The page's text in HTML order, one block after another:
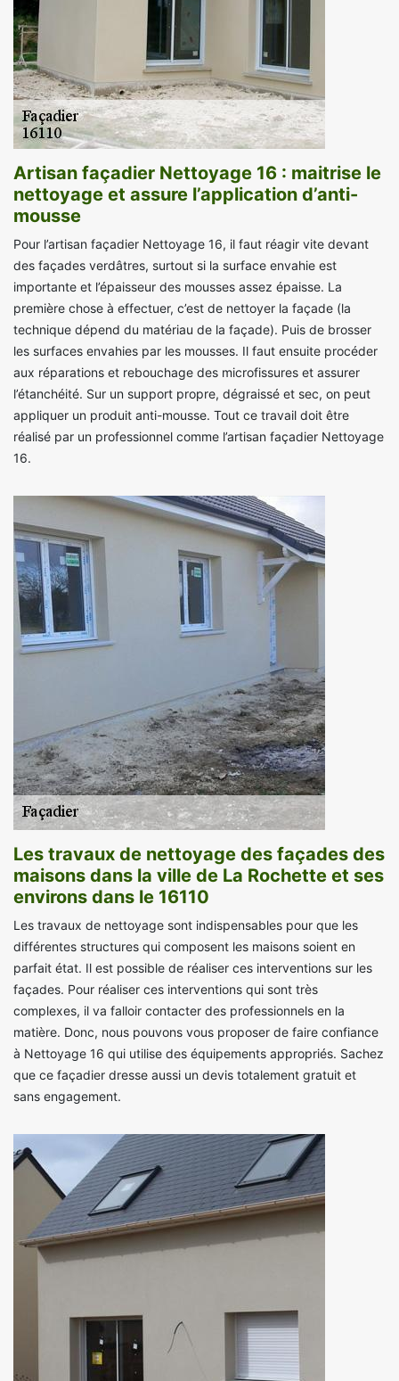
Artisan façadier Nettoyage 16 : maitrise le
nettoyage et assure l’application d’anti-
mousse
Pour l’artisan façadier Nettoyage 16, il faut réagir vite devant
des façades verdâtres, surtout si la surface envahie est
importante et l’épaisseur des mousses assez épaisse. La
première chose à effectuer, c’est de nettoyer la façade (la
technique dépend du matériau de la façade). Puis de brosser
les surfaces envahies par les mousses. Il faut ensuite procéder
aux réparations et rebouchage des microfissures et assurer
l’étanchéité. Sur un support propre, dégraissé et sec, on peut
appliquer un produit anti-mousse. Tout ce travail doit être
réalisé par un professionnel comme l’artisan façadier Nettoyage
16.
Les travaux de nettoyage des façades des
maisons dans la ville de La Rochette et ses
environs dans le 16110
Les travaux de nettoyage sont indispensables pour que les
différentes structures qui composent les maisons soient en
parfait état. Il est possible de réaliser ces interventions sur les
façades. Pour réaliser ces interventions qui sont très
complexes, il va falloir contacter des professionnels en la
matière. Donc, nous pouvons vous proposer de faire confiance
à Nettoyage 16 qui utilise des équipements appropriés. Sachez
que ce façadier dresse aussi un devis totalement gratuit et
sans engagement.